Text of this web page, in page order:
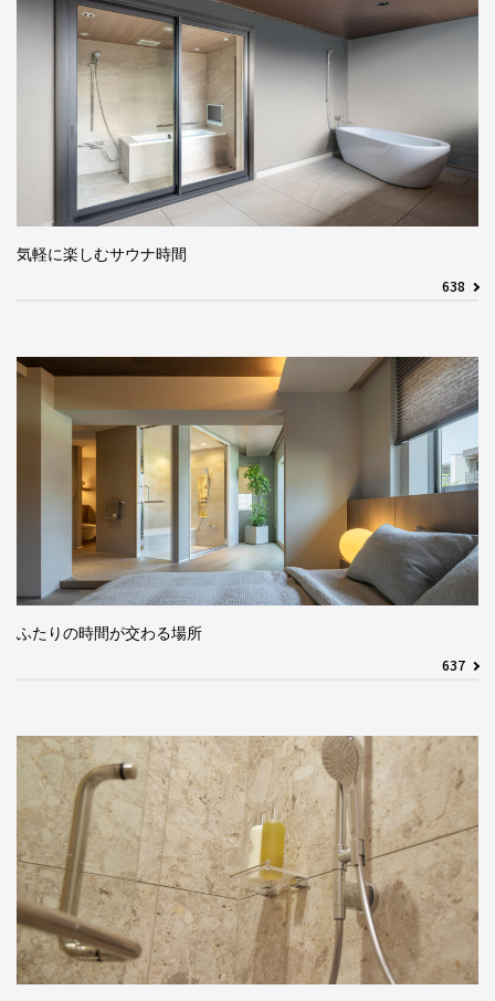
気軽に楽しむサウナ時間
638
ふたりの時間が交わる場所
637